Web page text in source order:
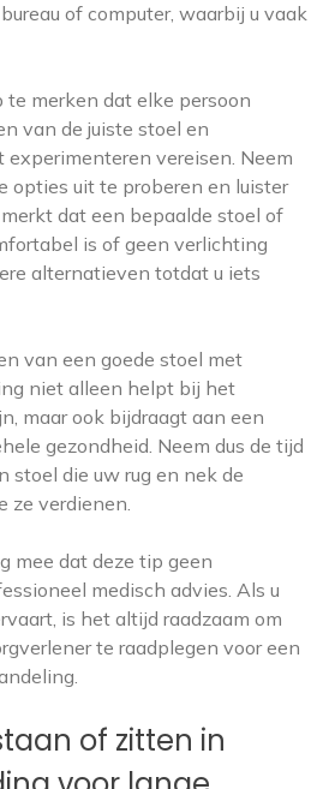
of computer, waarbij u vaak
merken dat elke persoon
van de juiste stoel en
vereisen. Neem
opties uit te proberen en luister
dat een bepaalde stoel of
is of geen verlichting
alternatieven totdat u iets
van een goede stoel met
niet alleen helpt bij het
maar ook bijdraagt ​​aan een
gezondheid. Neem dus de tijd
stoel die uw rug en nek de
ze verdienen.
mee dat deze tip geen
medisch advies. Als u
is het altijd raadzaam om
te raadplegen voor een
​​of zitten in